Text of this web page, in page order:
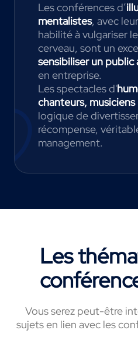
Les conférences d’
mentalistes, avec
habilité à vulgariser
cerveau, sont un
sensibiliser un
en entreprise.
Les spectacles d'
chanteurs, musiciens
logique de
récompense,
management.
Les
Vous serez peut-être
sujets en lien avec les